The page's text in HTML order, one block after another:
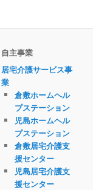
自主事業
居宅介護サービス事
業
倉敷ホームヘル
プステーション
児島ホームヘル
プステーション
倉敷居宅介護支
援センター
児島居宅介護支
援センター